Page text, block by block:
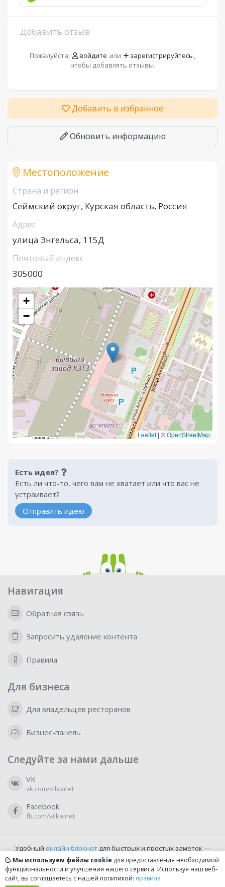
Добавить отзыв
Пожалуйста, войдите или зарегистрируйтесь ,
чтобы добавлять отзывы.
Добавить в избранное
Обновить информацию
Местоположение
Страна и регион
Сеймский округ, Курская область, Россия
Адрес
улица Энгельса, 115Д
Почтовый индекс
305000
+
−
Leaflet | ©OpenStreetMap
Есть идея?
Есть ли что-то, чего вам не хватает или что вас не
устраивает?
Отправить идею
Навигация
Обратная связь
Запросить удаление контента
Правила
Для бизнеса
Для владельцев ресторанов
Бизнес-панель
Следуйте за нами дальше
VK
vk.com/vilkanet
Facebook
fb.com/vilka.net
Удобный онлайн блокнотдля быстрых и простых заметок —
бесплатно и доступно прямо из браузера.
Мы используем файлы cookie для предоставления необходимой
функциональности и улучшения нашего сервиса. Используя наш веб-
сайт, вы соглашаетесь с нашей политикой: правила